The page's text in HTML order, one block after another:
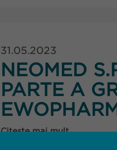
31.05.2023
NEOMED
PARTE A
Citește mai mult